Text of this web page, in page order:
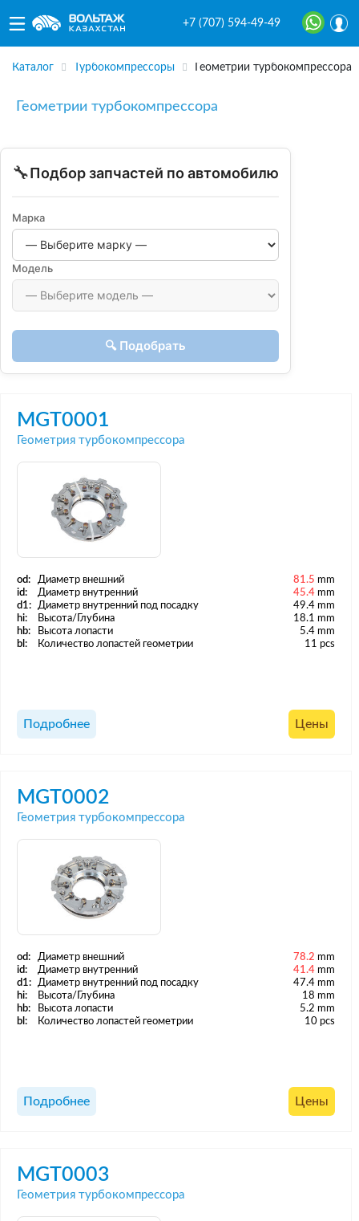
+7 (707) 594-49-49
Каталог Турбокомпрессоры Геометрии турбокомпрессора
Геометрии турбокомпрессора
🔧Подбор запчастей по автомобилю
Марка
Модель
🔍 Подобрать
MGT0001
Геометрия турбокомпрессора
od: Диаметр внешний 81.5 mm
id:
Диаметр внутренний 45.4 mm
d1:
Диаметр внутренний под посадку
49.4 mm
hi:
Высота/Глубина
18.1 mm
hb:
Высота лопасти
5.4 mm
bl:
Количество лопастей геометрии 11 pcs
Подробнее Цены
MGT0002
Геометрия турбокомпрессора
od: Диаметр внешний 78.2 mm
id:
Диаметр внутренний 41.4 mm
d1:
Диаметр внутренний под посадку
47.4 mm
hi:
Высота/Глубина
18 mm
hb:
Высота лопасти
5.2 mm
bl:
Количество лопастей геометрии 10 pcs
Подробнее Цены
MGT0003
Геометрия турбокомпрессора